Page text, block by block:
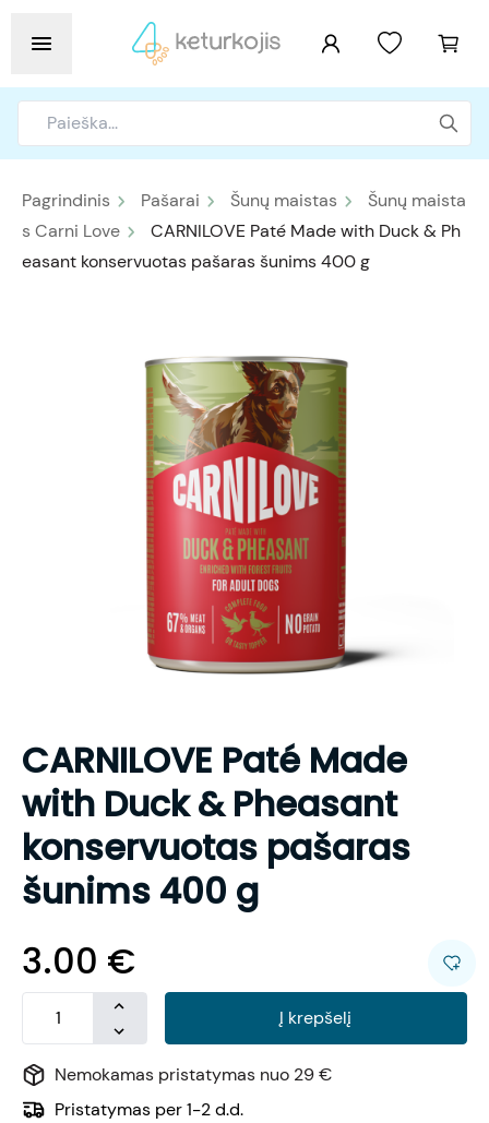
Pagrindinis Pašarai Šunų maistas
Šunų maista
s Carni Love
CARNILOVE Paté Made with Duck & Ph
easant konservuotas pašaras šunims 400 g
CARNILOVE Paté Made
with Duck & Pheasant
konservuotas pašaras
šunims 400 g
3.00 €
Į krepšelį
Nemokamas pristatymas nuo 29 €
Pristatymas per 1-2 d.d.